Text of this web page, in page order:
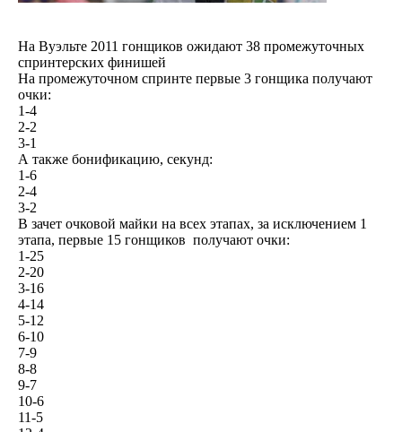
На Вуэльте 2011 гонщиков ожидают 38 промежуточных
спринтерских финишей
На промежуточном спринте первые 3 гонщика получают
очки:
1-4
2-2
3-1
А также бонификацию, секунд:
1-6
2-4
3-2
В зачет очковой майки на всех этапах, за исключением 1
этапа, первые 15 гонщиков получают очки:
1-25
2-20
3-16
4-14
5-12
6-10
7-9
8-8
9-7
10-6
11-5